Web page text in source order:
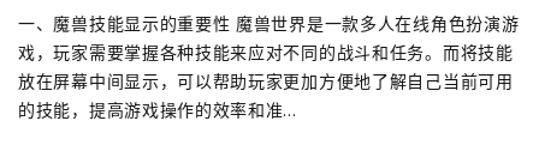
一、魔兽技能显示的重要性 魔兽世界是一款多人在线角色扮演游
戏，玩家需要掌握各种技能来应对不同的战斗和任务。而将技能
放在屏幕中间显示，可以帮助玩家更加方便地了解自己当前可用
的技能，提高游戏操作的效率和准...